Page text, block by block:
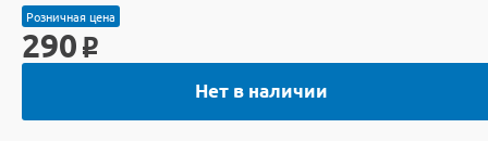
Розничная цена
290 o
Нет в наличии